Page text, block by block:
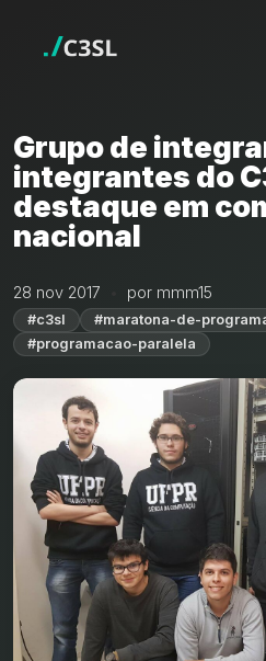
Grupo de
integrantes do
destaque em
nacional
28 nov 2017 por mmm15
#c3sl
#maratona-de-
#programacao-paralela